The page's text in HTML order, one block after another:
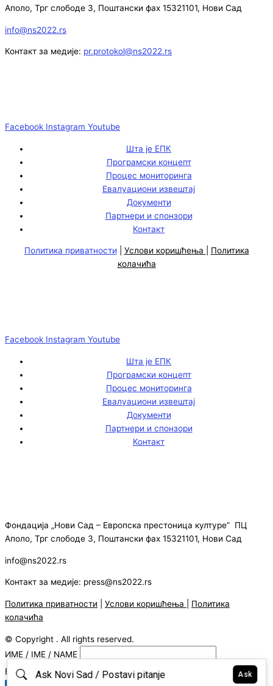
Аполо, Трг слободе 3, Поштански фах 15321101, Нови Сад
info@ns2022.rs
Контакт за медије: pr.protokol@ns2022.rs
Facebook Instagram Youtube
Шта је ЕПК
Програмски концепт
Процес мониторинга
Евалуациони извештај
Документи
Партнери и спонзори
Контакт
Политика приватности Услови коришћења
Политика
колачића
Facebook Instagram Youtube
Шта је ЕПК
Програмски концепт
Процес мониторинга
Евалуациони извештај
Документи
Партнери и спонзори
Контакт
Фондација „Нови Сад – Европска престоница културе” ПЦ
Аполо, Трг слободе 3, Поштански фах 15321101, Нови Сад
info@ns2022.rs
Контакт за медије: press@ns2022.rs
Политика приватности Услови коришћења
Политика
колачића
© Copyright . All rights reserved.
ИМЕ / IME / NAME
E-MAIL